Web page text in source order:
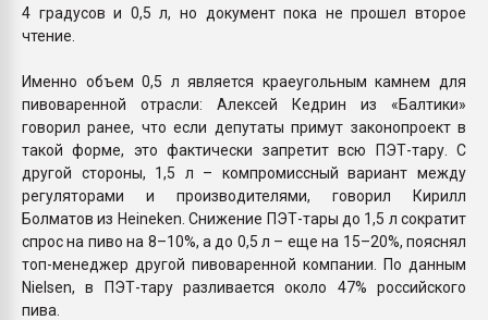
4 градусов и 0,5 л, но документ пока не прошел второе
чтение.
Именно объем 0,5 л является краеугольным камнем для
пивоваренной отрасли: Алексей Кедрин из «Балтики»
говорил ранее, что если депутаты примут законопроект в
такой форме, это фактически запретит всю ПЭТ-тару. С
другой стороны, 1,5 л – компромиссный вариант между
регуляторами и производителями, говорил Кирилл
Болматов из Heineken. Снижение ПЭТ-тары до 1,5 л сократит
спрос на пиво на 8–10%, а до 0,5 л – еще на 15–20%, пояснял
топ-менеджер другой пивоваренной компании. По данным
Nielsen, в ПЭТ-тару разливается около 47% российского
пива.